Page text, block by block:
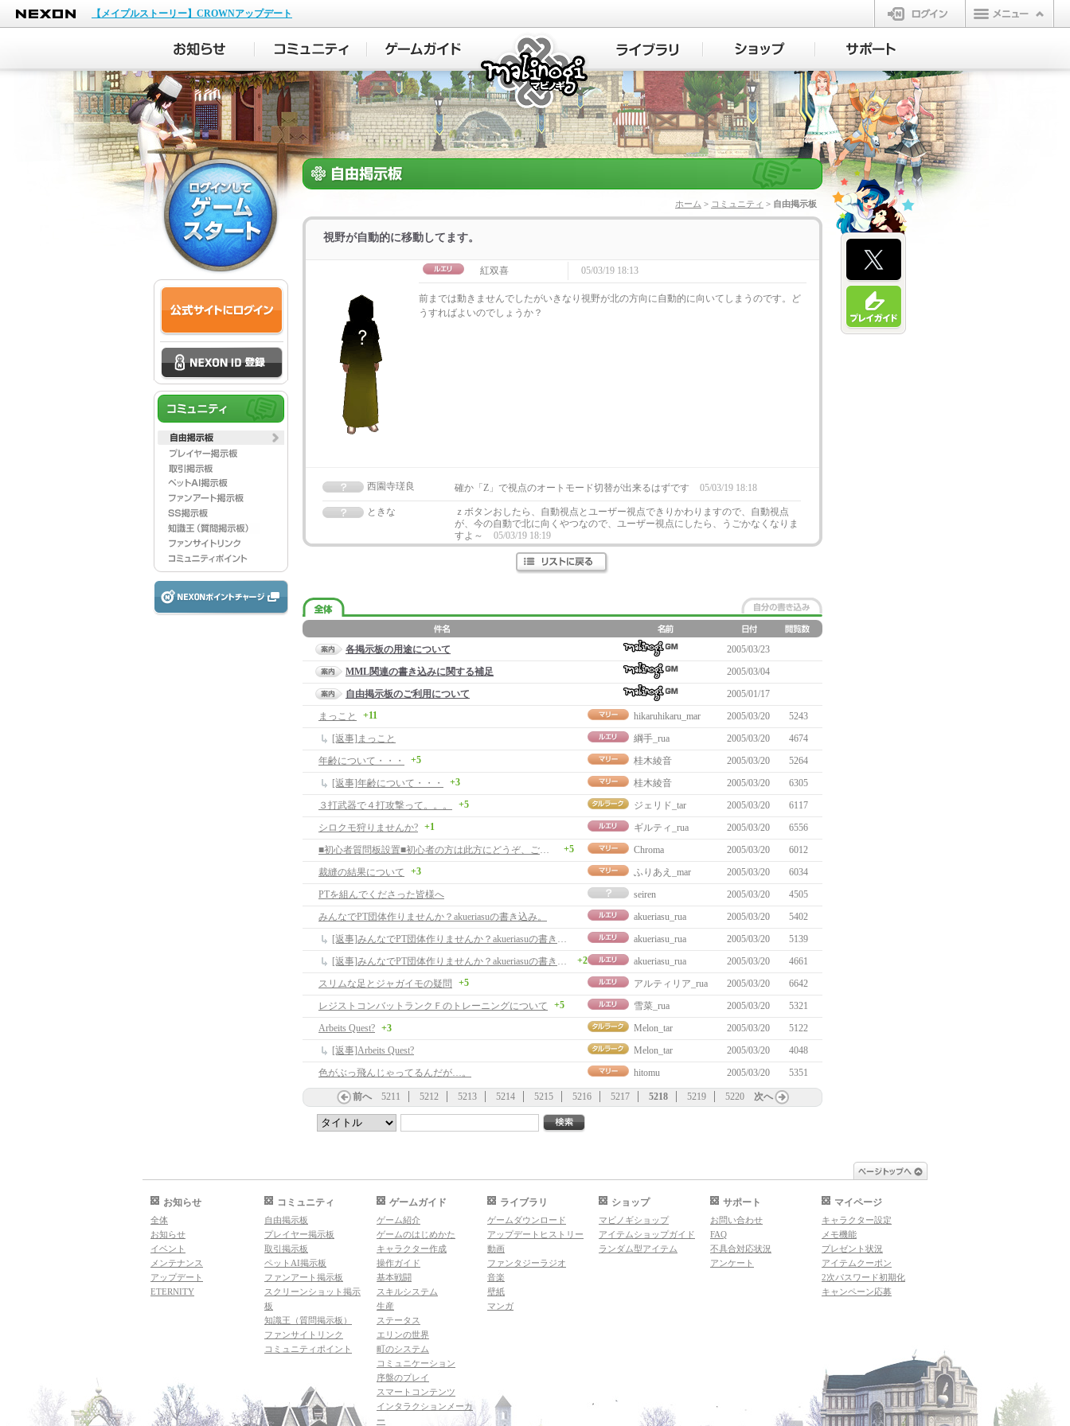
NEXON
【メイプルストーリー】CROWNアップデート
ログイン
マビノギ
ホーム > コミュニティ > 自由掲示板
視野が自動的に移動してます。
紅双喜 05/03/19 18:13
前までは動きませんでしたがいきなり視野が北の方向に自動的に向いてしまうのです。ど
うすればよいのでしょうか？
西園寺瑳良 確か「Z」で視点のオートモード切替が出来るはずです 05/03/19 18:18
ときな
ｚボタンおしたら、自動視点とユーザー視点できりかわりますので、自動視点
が、今の自動で北に向くやつなので、ユーザー視点にしたら、うごかなくなりま
すよ～
05/03/19 18:19
各掲示板の用途について
2005/03/23
MML関連の書き込みに関する補足
2005/03/04
自由掲示板のご利用について
2005/01/17
まっこと
+11 hikaruhikaru_mar 2005/03/20
5243
[返事]まっこと
綱手_rua 2005/03/20
4674
年齢について・・・
+5 桂木綾音 2005/03/20
5264
[返事]年齢について・・・
+3 桂木綾音 2005/03/20
6305
３打武器で４打攻撃って。。。
+5 ジェリド_tar 2005/03/20
6117
シロクモ狩りませんか? +1 ギルティ_rua 2005/03/20
6556
■初心者質問板設置■初心者の方は此方にどうぞ、ご案内とサイト更新。
+5 Chroma 2005/03/20
6012
裁縫の結果について
+3 ふりあえ_mar 2005/03/20
6034
PTを組んでくださった皆様へ
seiren 2005/03/20
4505
みんなでPT団体作りませんか？akueriasuの書き込み。
akueriasu_rua 2005/03/20
5402
[返事]みんなでPT団体作りませんか？akueriasuの書き込み。
akueriasu_rua 2005/03/20
5139
[返事]みんなでPT団体作りませんか？akueriasuの書き込み。
+2 akueriasu_rua 2005/03/20
4661
スリムな足とジャガイモの疑問
+5 アルティリア_rua 2005/03/20
6642
レジストコンバットランクＦのトレーニングについて
+5 雪菜_rua 2005/03/20
5321
Arbeits Quest? +3 Melon_tar 2005/03/20
5122
[返事]Arbeits Quest?
Melon_tar 2005/03/20
4048
色がぶっ飛んじゃってるんだが…。
hitomu 2005/03/20 5351
前へ 5211 5212 5213 5214 5215 5216 5217 5218 5219 5220 次へ
お知らせ
全体
お知らせ
イベント
メンテナンス
アップデート
ETERNITY
コミュニティ
自由掲示板
プレイヤー掲示板
取引掲示板
ペットAI掲示板
ファンアート掲示板
スクリーンショット掲示
板
知識王（質問掲示板）
ファンサイトリンク
コミュニティポイント
ゲームガイド
ゲーム紹介
ゲームのはじめかた
キャラクター作成
操作ガイド
基本戦闘
スキルシステム
生産
ステータス
エリンの世界
町のシステム
コミュニケーション
序盤のプレイ
スマートコンテンツ
インタラクションメーカ
ー
ライブラリ
ゲームダウンロード
アップデートヒストリー
動画
ファンタジーラジオ
音楽
壁紙
マンガ
ショップ
マビノギショップ
アイテムショップガイド
ランダム型アイテム
サポート
お問い合わせ
FAQ
不具合対応状況
アンケート
マイページ
キャラクター設定
メモ機能
プレゼント状況
アイテムクーポン
2次パスワード初期化
キャンペーン応募